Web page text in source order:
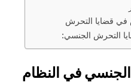
قضايا التحرش
التحرش الجنسي:
في النظام